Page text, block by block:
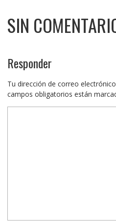
SIN
Responder
Tu dirección de correo
campos obligatorios están